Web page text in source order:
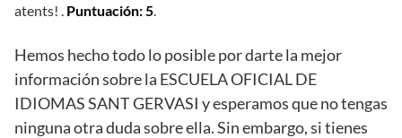
atents! . Puntuación: 5
Hemos hecho todo lo posible por darte la mejor
información sobre la ESCUELA OFICIAL DE
IDIOMAS SANT GERVASI y esperamos que no tengas
ninguna otra duda sobre ella. Sin embargo, si tienes